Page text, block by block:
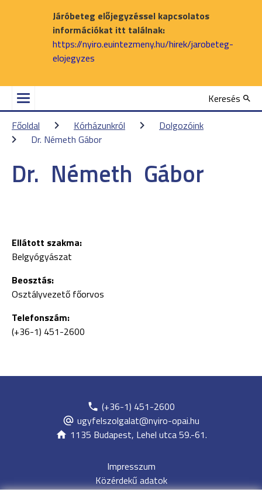
Járóbeteg előjegyzéssel kapcsolatos
információkat itt találnak:
https://nyiro.euintezmeny.hu/hirek/jarobeteg-
elojegyzes
Keresés
Főoldal
Kórházunkról
Dolgozóink
Dr. Németh Gábor
Dr. Németh Gábor
Ellátott szakma:
Belgyógyászat
Beosztás:
Osztályvezető főorvos
Telefonszám:
(+36-1) 451-2600
(+36-1) 451-2600
ugyfelszolgalat@nyiro-opai.hu
1135 Budapest, Lehel utca 59.-61.
Impresszum
Közérdekű adatok
Adatvédelem